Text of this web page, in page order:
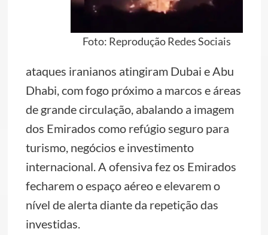
Foto: Reprodução Redes Sociais
ataques iranianos atingiram Dubai e Abu
Dhabi, com fogo próximo a marcos e áreas
de grande circulação, abalando a imagem
dos Emirados como refúgio seguro para
turismo, negócios e investimento
internacional. A ofensiva fez os Emirados
fecharem o espaço aéreo e elevarem o
nível de alerta diante da repetição das
investidas.